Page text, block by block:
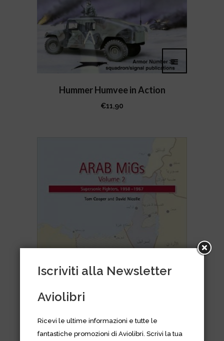
Hummer Humvee in Action
€11,90
Iscriviti alla Newsletter
Aviolibri
Ricevi le ultime informazioni e tutte le
fantastiche promozioni di Aviolibri. Scrivi la tua